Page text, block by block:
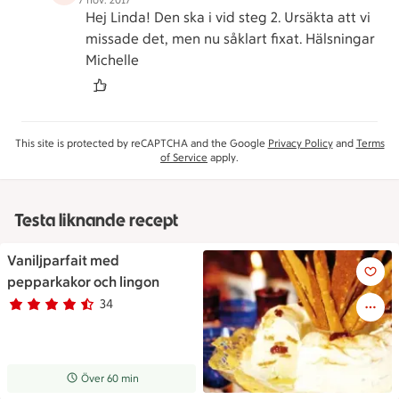
Hej Linda! Den ska i vid steg 2. Ursäkta att vi
missade det, men nu såklart fixat. Hälsningar
Michelle
This site is protected by reCAPTCHA and the Google Privacy Policyand Terms
of Service apply.
Testa liknande recept
Vaniljparfait med
pepparkakor och lingon
Betyg 4.2 av 5. 34
34 personer har röstat
Receptet tar Över 60 min att tillaga
Över 60 min
Vaniljparfait med